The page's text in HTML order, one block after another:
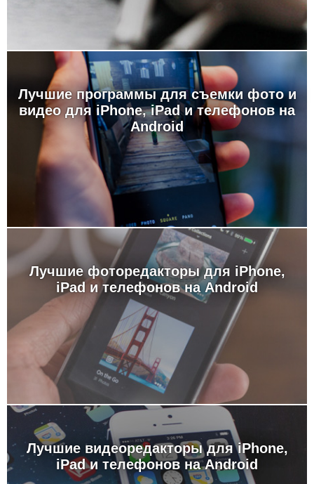
Лучшие программы для съемки фото и
видео для iPhone, iPad и телефонов на
Android
Лучшие фоторедакторы для iPhone,
iPad и телефонов на Android
Лучшие видеоредакторы для iPhone,
iPad и телефонов на Android